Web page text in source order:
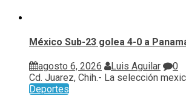
México Sub-23 golea 4-0 a
agosto 6, 2026 Luis Aguilar
0
Cd. Juarez, Chih.- La selección
Deportes